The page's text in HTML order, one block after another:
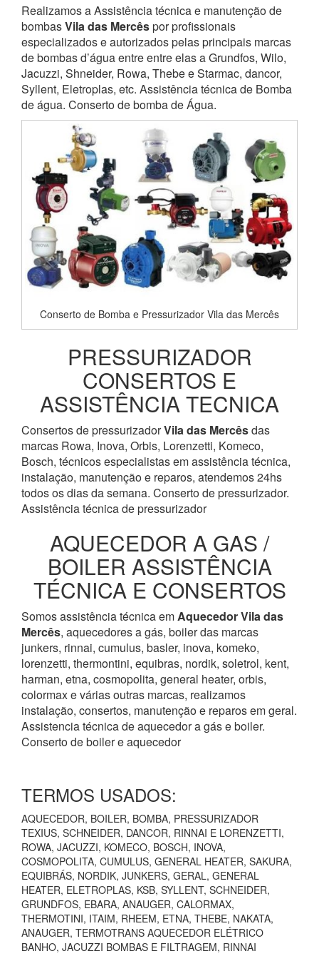
Realizamos a Assistência técnica e manutenção de
bombasVila das Mercêspor profissionais
especializados e autorizados pelas principais marcas
de bombas d’água entre entre elas a Grundfos, Wilo,
Jacuzzi, Shneider, Rowa, Thebe e Starmac, dancor,
Syllent, Eletroplas, etc. Assistência técnica de Bomba
de água. Conserto de bomba de Água.
Conserto de Bomba e Pressurizador Vila das Mercês
PRESSURIZADOR
CONSERTOS E
ASSISTÊNCIA TECNICA
Consertos de pressurizadorVila das Mercêsdas
marcas Rowa, Inova, Orbis, Lorenzetti, Komeco,
Bosch, técnicos especialistas em assistência técnica,
instalação, manutenção e reparos, atendemos 24hs
todos os dias da semana. Conserto de pressurizador.
Assistência técnica de pressurizador
AQUECEDOR A GAS /
BOILER ASSISTÊNCIA
TÉCNICA E CONSERTOS
Somos assistência técnica emAquecedorVila das
Mercês, aquecedores a gás, boiler das marcas
junkers, rinnai, cumulus, basler, inova, komeko,
lorenzetti, thermontini, equibras, nordik, soletrol, kent,
harman, etna, cosmopolita, general heater, orbis,
colormax e várias outras marcas, realizamos
instalação, consertos, manutenção e reparos em geral.
Assistencia técnica de aquecedor a gás e boiler.
Conserto de boiler e aquecedor
TERMOS USADOS:
AQUECEDOR, BOILER, BOMBA, PRESSURIZADOR
TEXIUS, SCHNEIDER, DANCOR, RINNAI E LORENZETTI,
ROWA, JACUZZI, KOMECO, BOSCH, INOVA,
COSMOPOLITA, CUMULUS, GENERAL HEATER, SAKURA,
EQUIBRÁS, NORDIK, JUNKERS, GERAL, GENERAL
HEATER, ELETROPLAS, KSB, SYLLENT, SCHNEIDER,
GRUNDFOS, EBARA, ANAUGER, CALORMAX,
THERMOTINI, ITAIM, RHEEM, ETNA, THEBE, NAKATA,
ANAUGER, TERMOTRANS AQUECEDOR ELÉTRICO
BANHO, JACUZZI BOMBAS E FILTRAGEM, RINNAI